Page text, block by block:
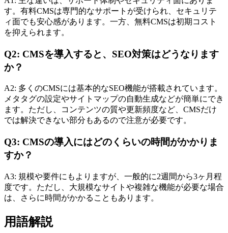
す。有料CMSは専門的なサポートが受けられ、セキュリテ
ィ面でも安心感があります。一方、無料CMSは初期コスト
を抑えられます。
Q2: CMSを導入すると、SEO対策はどうなります
か？
A2: 多くのCMSには基本的なSEO機能が搭載されています。
メタタグの設定やサイトマップの自動生成などが簡単にでき
ます。ただし、コンテンツの質や更新頻度など、CMSだけ
では解決できない部分もあるので注意が必要です。
Q3: CMSの導入にはどのくらいの時間がかかりま
すか？
A3: 規模や要件にもよりますが、一般的に2週間から3ヶ月程
度です。ただし、大規模なサイトや複雑な機能が必要な場合
は、さらに時間がかかることもあります。
用語解説